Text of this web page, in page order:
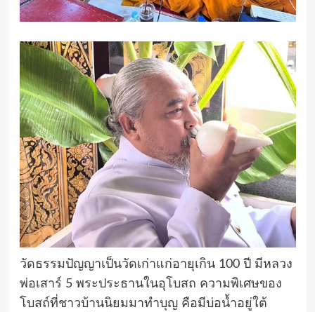
วัดธรรมปัญญาเป็นวัดเก่าแก่อายุเกิน 100 ปี มีหลวง
พ่อเสาร์ 5 พระประธานในอุโบสถ ความพิเศษของ
โบสถ์ที่ชาวบ้านนิยมมาทำบุญ คือมีบ่อน้ำอยู่ใต้